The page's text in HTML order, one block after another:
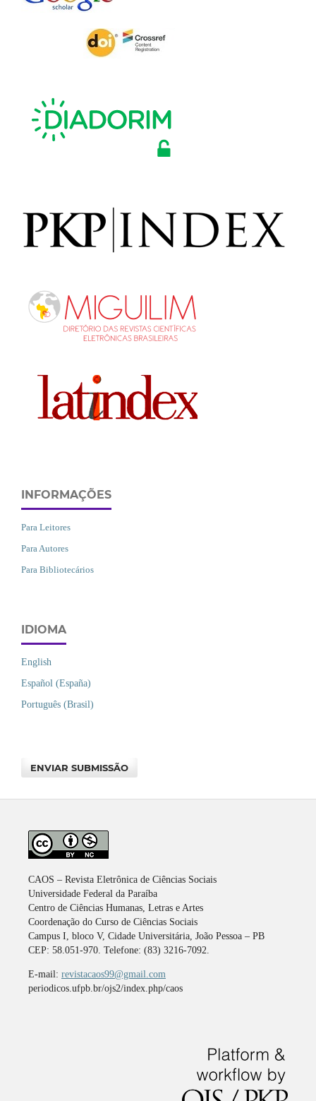
INFORMAÇÕES
Para Leitores
Para Autores
Para Bibliotecários
IDIOMA
English
Español (España)
Português (Brasil)
ENVIAR SUBMISSÃO
CAOS – Revista Eletrônica de Ciências Sociais
Universidade Federal da Paraíba
Centro de Ciências Humanas, Letras e Artes
Coordenação do Curso de Ciências Sociais
Campus I, bloco V, Cidade Universitária, João Pessoa – PB
CEP: 58.051-970. Telefone: (83) 3216-7092.
E-mail: revistacaos99@gmail.com
periodicos.ufpb.br/ojs2/index.php/caos